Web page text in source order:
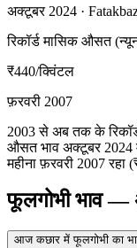
अक्टूबर 2024 ·
रिकॉर्ड मासिक औसत
₹440/क्विंटल
फ़रवरी 2007
2003 से अब तक के
औसत भाव अक्टूबर 2024
महीना फ़रवरी 2007 रहा
फूलगोभी भाव —
आज कछार में फूलगोभी का